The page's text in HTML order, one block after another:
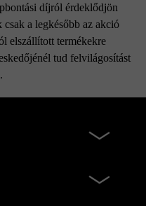
díjról érdeklődjön
a legkésőbb az akció
elszállított termékekre
tud felvilágosítást